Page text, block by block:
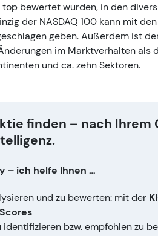
bewertet wurden, in den
der NASDAQ 100 kann mit
geben. Außerdem ist
im Marktverhalten als
und ca. zehn Sektoren.
finden – nach Ihrem
– ich helfe Ihnen …
und zu bewerten: mit der
bzw. empfohlen zu